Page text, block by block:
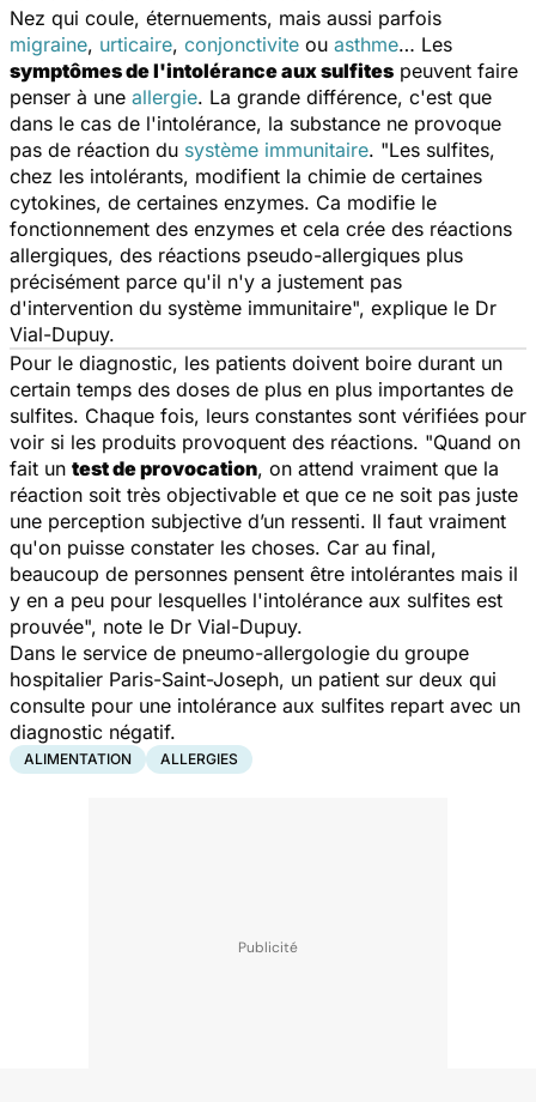
Nez qui coule, éternuements, mais aussi parfois
migraine, urticaire, conjonctivite ou asthme… Les
symptômes de l'intolérance aux sulfites peuvent faire
penser à une allergie. La grande différence, c'est que
dans le cas de l'intolérance, la substance ne provoque
pas de réaction du système immunitaire. "Les sulfites,
chez les intolérants, modifient la chimie de certaines
cytokines, de certaines enzymes. Ca modifie le
fonctionnement des enzymes et cela crée des réactions
allergiques, des réactions pseudo-allergiques plus
précisément parce qu'il n'y a justement pas
d'intervention du système immunitaire", explique le Dr
Vial-Dupuy.
Pour le diagnostic, les patients doivent boire durant un
certain temps des doses de plus en plus importantes de
sulfites. Chaque fois, leurs constantes sont vérifiées pour
voir si les produits provoquent des réactions. "Quand on
fait un test de provocation, on attend vraiment que la
réaction soit très objectivable et que ce ne soit pas juste
une perception subjective d’un ressenti. Il faut vraiment
qu'on puisse constater les choses. Car au final,
beaucoup de personnes pensent être intolérantes mais il
y en a peu pour lesquelles l'intolérance aux sulfites est
prouvée", note le Dr Vial-Dupuy.
Dans le service de pneumo-allergologie du groupe
hospitalier Paris-Saint-Joseph, un patient sur deux qui
consulte pour une intolérance aux sulfites repart avec un
diagnostic négatif.
ALIMENTATION ALLERGIES